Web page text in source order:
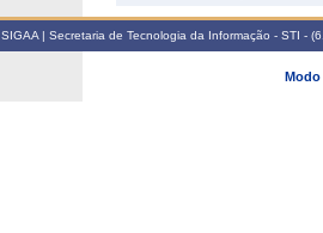
SIGAA | Secretaria de Tecnologia da Informação - STI -
Modo